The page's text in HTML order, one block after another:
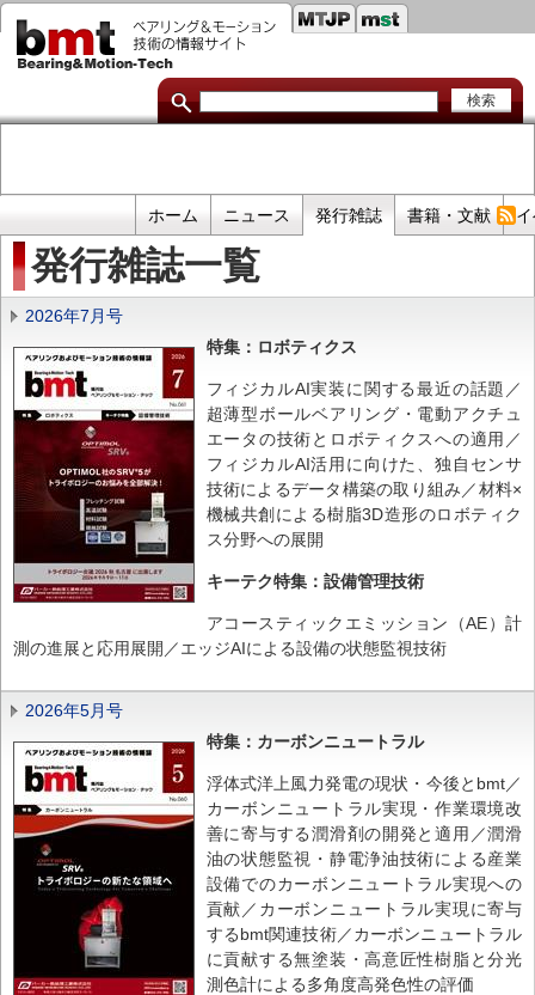
メ
イ
テ
カ
ン
ダ
リ
ン
ラ
イ
マ
リ
リ
ン
ク
ホーム ニュース 発行雑誌 書籍・文献
発行雑誌一覧
2026年7月号
特集：ロボティクス
フィジカルAI実装に関する最近の話題／
超薄型ボールベアリング・電動アクチュ
エータの技術とロボティクスへの適用／
フィジカルAI活用に向けた、独自センサ
技術によるデータ構築の取り組み／材料×
機械共創による樹脂3D造形のロボティク
ス分野への展開
キーテク特集：設備管理技術
アコースティックエミッション（AE）計
測の進展と応用展開／エッジAIによる設備の状態監視技術
2026年5月号
特集：カーボンニュートラル
浮体式洋上風力発電の現状・今後とbmt／
カーボンニュートラル実現・作業環境改
善に寄与する潤滑剤の開発と適用／潤滑
油の状態監視・静電浄油技術による産業
設備でのカーボンニュートラル実現への
貢献／カーボンニュートラル実現に寄与
するbmt関連技術／カーボンニュートラル
に貢献する無塗装・高意匠性樹脂と分光
測色計による多角度高発色性の評価